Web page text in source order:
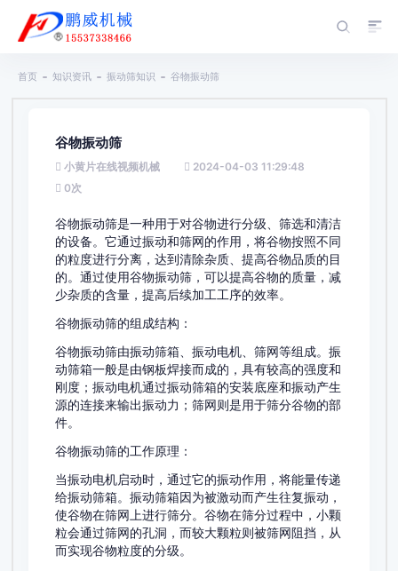
首页 知识资讯 振动筛知识 谷物振动筛
谷物振动筛
小黄片在线视频机械
2024-04-03 11:29:48
0次
谷物振动筛是一种用于对谷物进行分级、筛选和清洁
的设备。它通过振动和筛网的作用，将谷物按照不同
的粒度进行分离，达到清除杂质、提高谷物品质的目
的。通过使用谷物振动筛，可以提高谷物的质量，减
少杂质的含量，提高后续加工工序的效率。
谷物振动筛的组成结构：
谷物振动筛由振动筛箱、振动电机、筛网等组成。振
动筛箱一般是由钢板焊接而成的，具有较高的强度和
刚度；振动电机通过振动筛箱的安装底座和振动产生
源的连接来输出振动力；筛网则是用于筛分谷物的部
件。
谷物振动筛的工作原理：
当振动电机启动时，通过它的振动作用，将能量传递
给振动筛箱。振动筛箱因为被激动而产生往复振动，
使谷物在筛网上进行筛分。谷物在筛分过程中，小颗
粒会通过筛网的孔洞，而较大颗粒则被筛网阻挡，从
而实现谷物粒度的分级。